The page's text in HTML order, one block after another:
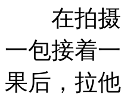
在拍摄
一包接着
果后，拉